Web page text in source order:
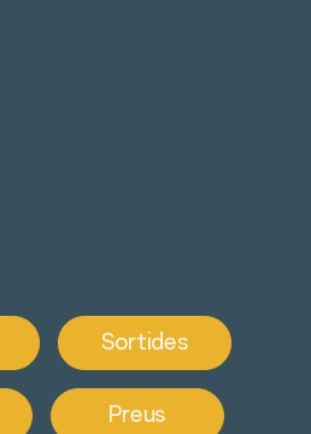
Sortides
Preus